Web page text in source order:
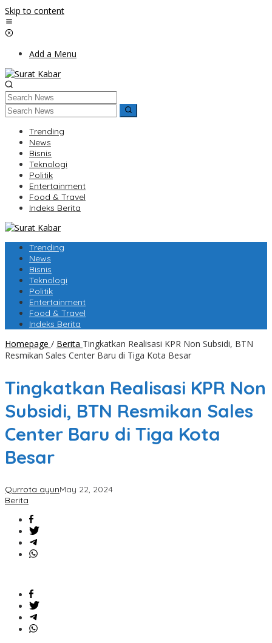
Skip to content
Add a Menu
Trending
News
Bisnis
Teknologi
Politik
Entertainment
Food & Travel
Indeks Berita
Trending
News
Bisnis
Teknologi
Politik
Entertainment
Food & Travel
Indeks Berita
Homepage / Berita Tingkatkan Realisasi KPR Non Subsidi, BTN
Resmikan Sales Center Baru di Tiga Kota Besar
Tingkatkan Realisasi KPR Non
Subsidi, BTN Resmikan Sales
Center Baru di Tiga Kota
Besar
Qurrota ayunMay 22, 2024
Berita